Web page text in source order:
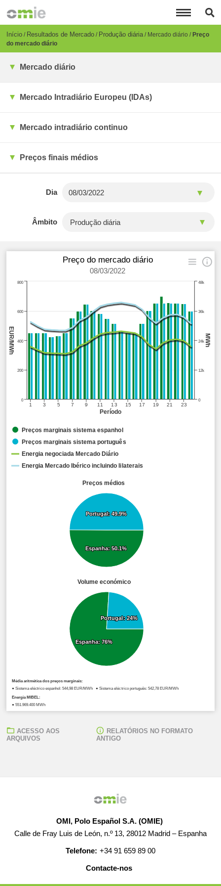
para
conteúdo
principal
Breadcrumb
Início Resultados de Mercado Produção diária Mercado diário Preço
do mercado diário
Mercado diário
Mercado Intradiário Europeu (IDAs)
Mercado intradiário continuo
Preços finais médios
Dia
Âmbito
Preços médios
Volume económico
Média aritmética dos preços marginais:
● Sistema eléctrico espanhol: 544,98 EUR/MWh ● Sistema eléctrico português: 542,78 EUR/MWh
Energia MIBEL:
● 551.969,400 MWh
Período
MWh
EUR/MWh
Preço do mercado diário
08/03/2022
Espanha: 50.1%
Espanha: 50.1%
Portugal: 49.9%
Portugal: 49.9%
Espanha: 76%
Espanha: 76%
Portugal: 24%
Portugal: 24%
1 15
3 5 7 9 11 13 17 19 21 23
0
12k
24k
36k
48k
0
400
800
600
200
Preços marginais sistema espanhol
Preços marginais sistema português
Energia negociada Mercado Diário
Energia Mercado Ibérico incluindo lilaterais
ACESSO AOS
ARQUIVOS
RELATÓRIOS NO FORMATO
ANTIGO
OMI, Polo Español S.A. (OMIE)
Calle de Fray Luis de León, n.º 13, 28012 Madrid – Espanha
Telefone: +34 91 659 89 00
Contacte-nos